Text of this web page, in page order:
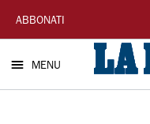
La
Nuova
Sardegna
ABBONATI
MENU